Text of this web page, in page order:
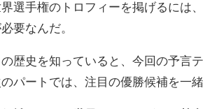
選手権のトロフィーを掲げるには
要なんだ。
歴史を知っていると、今回の予言
パートでは、注目の優勝候補を一